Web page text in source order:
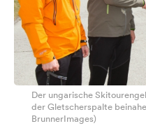
Der ungarische
der Gletscherspalte
BrunnerImages)